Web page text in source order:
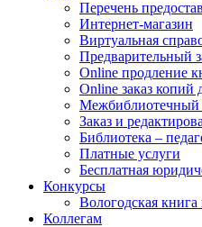
Перечень
Интернет-магазин
Виртуальная
Предварительный
Online продление
Online заказ копий
Межбиблиотечный
Заказ и
Библиотека –
Платные услуги
Бесплатная
Конкурсы
Вологодская книга
Коллегам